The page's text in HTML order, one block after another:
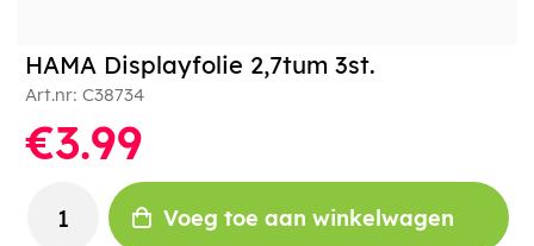
HAMA Displayfolie 2,7tum 3st.
Art.nr: C38734
€3.99
Voeg toe aan winkelwagen